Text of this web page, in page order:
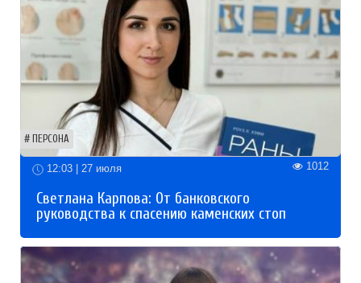
ПЕРСОНА
12:03 | 27 июля 1012
Светлана Карпова: От банковского
руководства к спасению каменских стоп